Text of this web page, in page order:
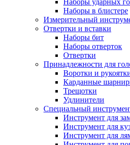
Наборы ударных
Наборы в блистере
Измерительный
Отвертки и вставки
Наборы бит
Наборы отверток
Отвертки
Принадлежности для
Воротки и
Карданные
Трещотки
Удлинители
Специальный
Инструмент для
Инструмент для
Инструмент для